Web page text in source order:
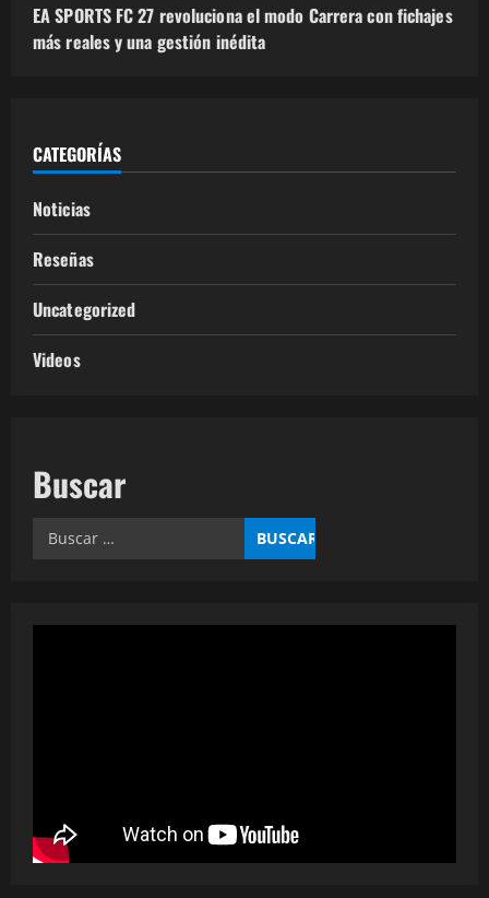
EA SPORTS FC 27 revoluciona el modo Carrera con fichajes
más reales y una gestión inédita
CATEGORÍAS
Noticias
Reseñas
Uncategorized
Videos
Buscar